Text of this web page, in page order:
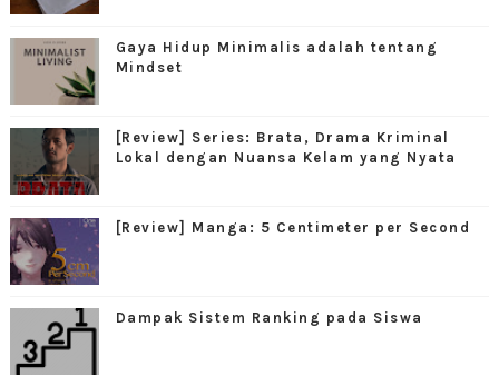
Gaya Hidup Minimalis adalah tentang
Mindset
[Review] Series: Brata, Drama Kriminal
Lokal dengan Nuansa Kelam yang Nyata
[Review] Manga: 5 Centimeter per Second
Dampak Sistem Ranking pada Siswa